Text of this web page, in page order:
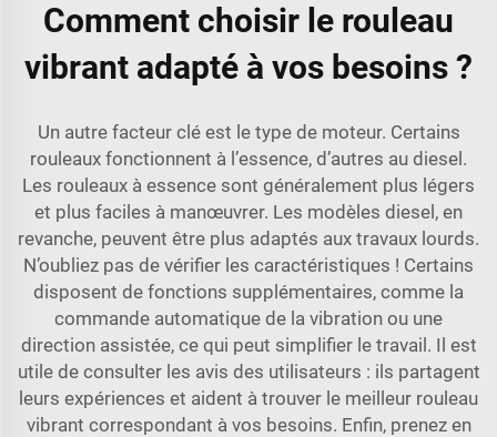
Comment choisir le rouleau
vibrant adapté à vos besoins ?
Un autre facteur clé est le type de moteur. Certains
rouleaux fonctionnent à l’essence, d’autres au diesel.
Les rouleaux à essence sont généralement plus légers
et plus faciles à manœuvrer. Les modèles diesel, en
revanche, peuvent être plus adaptés aux travaux lourds.
N’oubliez pas de vérifier les caractéristiques ! Certains
disposent de fonctions supplémentaires, comme la
commande automatique de la vibration ou une
direction assistée, ce qui peut simplifier le travail. Il est
utile de consulter les avis des utilisateurs : ils partagent
leurs expériences et aident à trouver le meilleur rouleau
vibrant correspondant à vos besoins. Enfin, prenez en